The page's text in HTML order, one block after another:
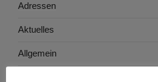
Adressen
Aktuelles
Allgemein